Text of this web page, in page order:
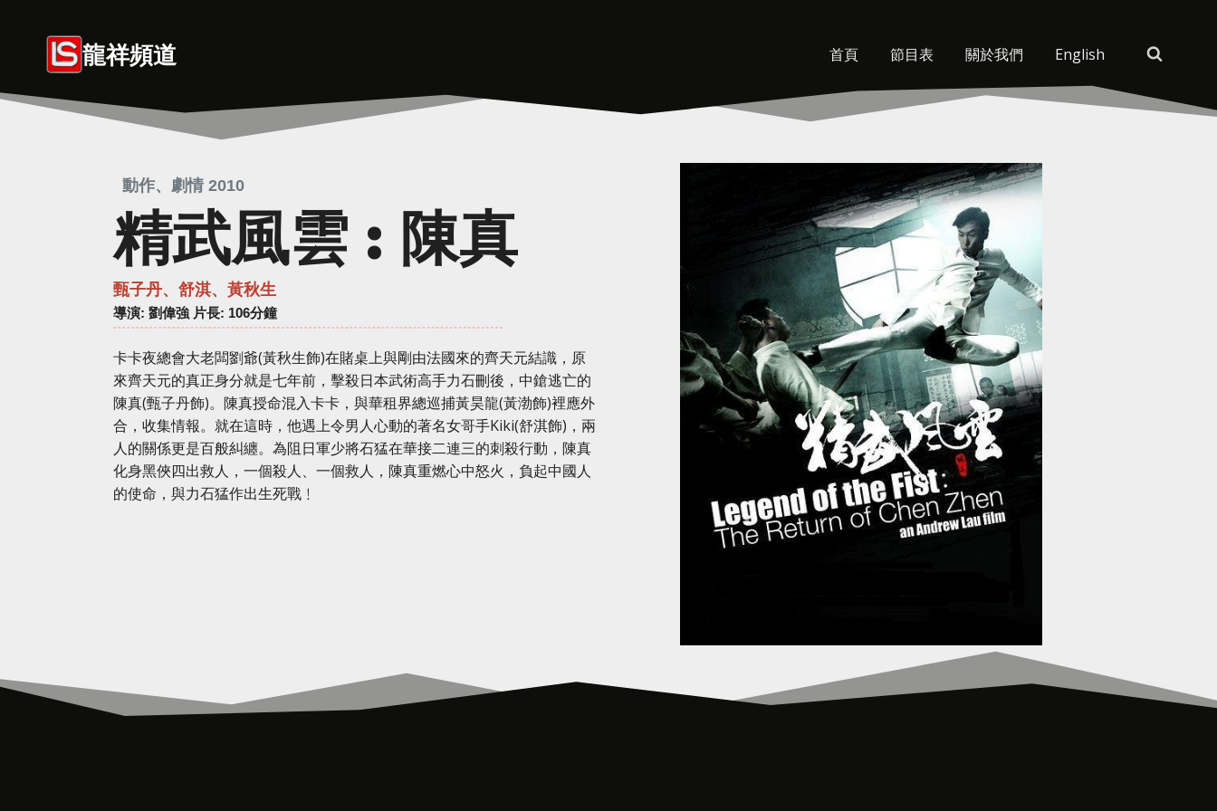
龍祥頻道 首頁 節目表 關於我們 English
動作、劇情 2010
精武風雲 : 陳真
甄子丹、舒淇、黃秋生
導演: 劉偉強 片長: 106分鐘
卡卡夜總會大老闆劉爺(黃秋生飾)在賭桌上與剛由法國來的齊天元結識，原
來齊天元的真正身分就是七年前，擊殺日本武術高手力石刪後，中鎗逃亡的
陳真(甄子丹飾)。陳真授命混入卡卡，與華租界總巡捕黃昊龍(黃渤飾)裡應外
合，收集情報。就在這時，他遇上令男人心動的著名女哥手Kiki(舒淇飾)，兩
人的關係更是百般糾纏。為阻日軍少將石猛在華接二連三的刺殺行動，陳真
化身黑俠四出救人，一個殺人、一個救人，陳真重燃心中怒火，負起中國人
的使命，與力石猛作出生死戰﹗